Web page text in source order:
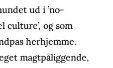
ud i ’no-
culture’, og som
herhjemme.
magtpåliggende,